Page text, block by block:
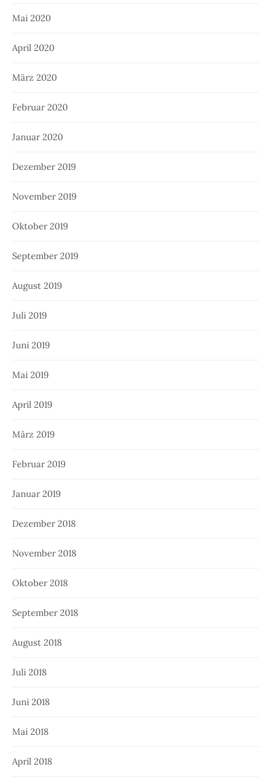
Mai 2020
April 2020
März 2020
Februar 2020
Januar 2020
Dezember 2019
November 2019
Oktober 2019
September 2019
August 2019
Juli 2019
Juni 2019
Mai 2019
April 2019
März 2019
Februar 2019
Januar 2019
Dezember 2018
November 2018
Oktober 2018
September 2018
August 2018
Juli 2018
Juni 2018
Mai 2018
April 2018